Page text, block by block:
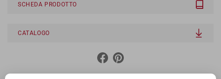
SCHEDA PRODOTTO
CATALOGO